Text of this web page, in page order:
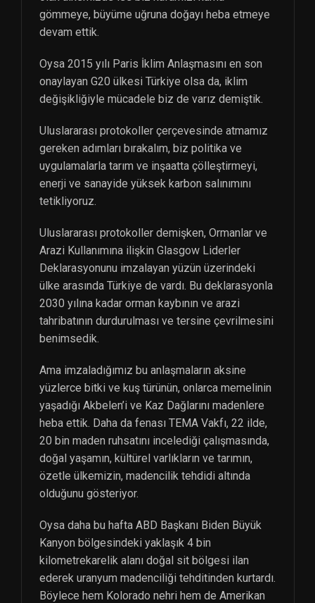
gömmeye, büyüme uğruna doğayı heba etmeye
devam ettik.
Oysa 2015 yılı Paris İklim Anlaşmasını en son
onaylayan G20 ülkesi Türkiye olsa da, iklim
değişikliğiyle mücadele biz de varız demiştik.
Uluslararası protokoller çerçevesinde atmamız
gereken adımları bırakalım, biz politika ve
uygulamalarla tarım ve inşaatta çölleştirmeyi,
enerji ve sanayide yüksek karbon salınımını
tetikliyoruz.
Uluslararası protokoller demişken, Ormanlar ve
Arazi Kullanımına ilişkin Glasgow Liderler
Deklarasyonunu imzalayan yüzün üzerindeki
ülke arasında Türkiye de vardı. Bu deklarasyonla
2030 yılına kadar orman kaybının ve arazi
tahribatının durdurulması ve tersine çevrilmesini
benimsedik.
Ama imzaladığımız bu anlaşmaların aksine
yüzlerce bitki ve kuş türünün, onlarca memelinin
yaşadığı Akbelen’i ve Kaz Dağlarını madenlere
heba ettik. Daha da fenası TEMA Vakfı, 22 ilde,
20 bin maden ruhsatını incelediği çalışmasında,
doğal yaşamın, kültürel varlıkların ve tarımın,
özetle ülkemizin, madencilik tehdidi altında
olduğunu gösteriyor.
Oysa daha bu hafta ABD Başkanı Biden Büyük
Kanyon bölgesindeki yaklaşık 4 bin
kilometrekarelik alanı doğal sit bölgesi ilan
ederek uranyum madenciliği tehditinden kurtardı.
Böylece hem Kolorado nehri hem de Amerikan